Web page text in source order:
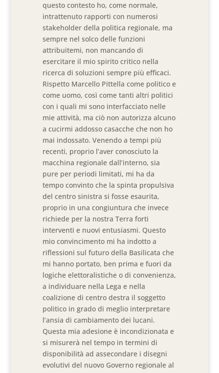
questo contesto ho, come normale,
intrattenuto rapporti con numerosi
stakeholder della politica regionale, ma
sempre nel solco delle funzioni
attribuitemi, non mancando di
esercitare il mio spirito critico nella
ricerca di soluzioni sempre più efficaci.
Rispetto Marcello Pittella come politico e
come uomo, così come tanti altri politici
con i quali mi sono interfacciato nelle
mie attività, ma ciò non autorizza alcuno
a cucirmi addosso casacche che non ho
mai indossato. Venendo a tempi più
recenti, proprio l’aver conosciuto la
macchina regionale dall’interno, sia
pure per periodi limitati, mi ha da
tempo convinto che la spinta propulsiva
del centro sinistra si fosse esaurita,
proprio in una congiuntura che invece
richiede per la nostra Terra forti
interventi e nuovi entusiasmi. Questo
mio convincimento mi ha indotto a
riflessioni sul futuro della Basilicata che
mi hanno portato, ben prima e fuori da
logiche elettoralistiche o di convenienza,
a individuare nella Lega e nella
coalizione di centro destra il soggetto
politico in grado di meglio interpretare
l’ansia di cambiamento dei lucani.
Questa mia adesione è incondizionata e
si misurerà nel tempo in termini di
disponibilità ad assecondare i disegni
evolutivi del nuovo Governo regionale al